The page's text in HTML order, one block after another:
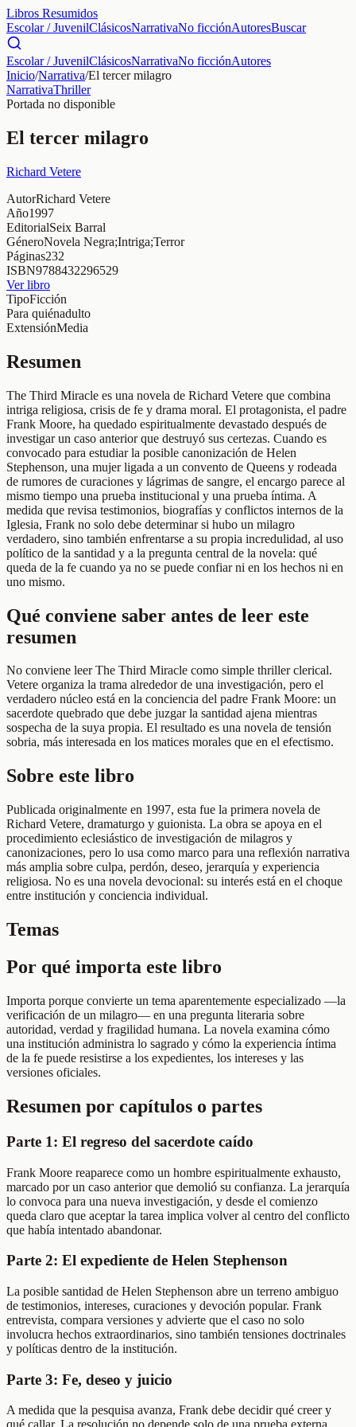
Libros Resumidos
Escolar / JuvenilClásicosNarrativaNo ficciónAutoresBuscar
Escolar / JuvenilClásicosNarrativaNo ficciónAutores
Inicio/Narrativa/El tercer milagro
NarrativaThriller
Portada no disponible
El tercer milagro
Richard Vetere
AutorRichard Vetere
Año1997
EditorialSeix Barral
GéneroNovela Negra;Intriga;Terror
Páginas232
ISBN9788432296529
Ver libro
TipoFicción
Para quiénadulto
ExtensiónMedia
Resumen
The Third Miracle es una novela de Richard Vetere que combina
intriga religiosa, crisis de fe y drama moral. El protagonista, el padre
Frank Moore, ha quedado espiritualmente devastado después de
investigar un caso anterior que destruyó sus certezas. Cuando es
convocado para estudiar la posible canonización de Helen
Stephenson, una mujer ligada a un convento de Queens y rodeada
de rumores de curaciones y lágrimas de sangre, el encargo parece al
mismo tiempo una prueba institucional y una prueba íntima. A
medida que revisa testimonios, biografías y conflictos internos de la
Iglesia, Frank no solo debe determinar si hubo un milagro
verdadero, sino también enfrentarse a su propia incredulidad, al uso
político de la santidad y a la pregunta central de la novela: qué
queda de la fe cuando ya no se puede confiar ni en los hechos ni en
uno mismo.
Qué conviene saber antes de leer este
resumen
No conviene leer The Third Miracle como simple thriller clerical.
Vetere organiza la trama alrededor de una investigación, pero el
verdadero núcleo está en la conciencia del padre Frank Moore: un
sacerdote quebrado que debe juzgar la santidad ajena mientras
sospecha de la suya propia. El resultado es una novela de tensión
sobria, más interesada en los matices morales que en el efectismo.
Sobre este libro
Publicada originalmente en 1997, esta fue la primera novela de
Richard Vetere, dramaturgo y guionista. La obra se apoya en el
procedimiento eclesiástico de investigación de milagros y
canonizaciones, pero lo usa como marco para una reflexión narrativa
más amplia sobre culpa, perdón, deseo, jerarquía y experiencia
religiosa. No es una novela devocional: su interés está en el choque
entre institución y conciencia individual.
Temas
Por qué importa este libro
Importa porque convierte un tema aparentemente especializado —la
verificación de un milagro— en una pregunta literaria sobre
autoridad, verdad y fragilidad humana. La novela examina cómo
una institución administra lo sagrado y cómo la experiencia íntima
de la fe puede resistirse a los expedientes, los intereses y las
versiones oficiales.
Resumen por capítulos o partes
Parte 1: El regreso del sacerdote caído
Frank Moore reaparece como un hombre espiritualmente exhausto,
marcado por un caso anterior que demolió su confianza. La jerarquía
lo convoca para una nueva investigación, y desde el comienzo
queda claro que aceptar la tarea implica volver al centro del conflicto
que había intentado abandonar.
Parte 2: El expediente de Helen Stephenson
La posible santidad de Helen Stephenson abre un terreno ambiguo
de testimonios, intereses, curaciones y devoción popular. Frank
entrevista, compara versiones y advierte que el caso no solo
involucra hechos extraordinarios, sino también tensiones doctrinales
y políticas dentro de la institución.
Parte 3: Fe, deseo y juicio
A medida que la pesquisa avanza, Frank debe decidir qué creer y